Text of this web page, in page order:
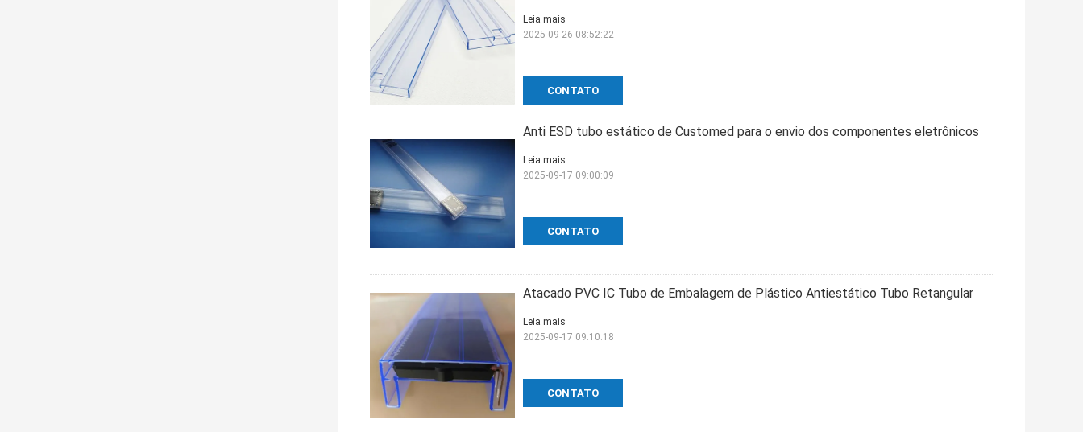
CONTATO
Leia mais
2025-09-26 08:52:22
Anti ESD tubo estático de Customed para o envio dos componentes eletrônicos
CONTATO
Leia mais
2025-09-17 09:00:09
Atacado PVC IC Tubo de Embalagem de Plástico Antiestático Tubo Retangular
CONTATO
Leia mais
2025-09-17 09:10:18